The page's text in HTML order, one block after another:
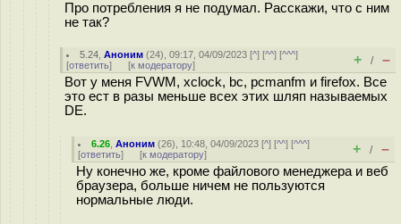
Про потребления я не подумал. Расскажи, что с ним
не так?
5.24 ,Аноним (24), 09:17, 04/09/2023 [^] [^^] [^^^]
[ответить] [к модератору] + / –
Вот у меня FVWM, xclock, bc, pcmanfm и firefox. Все
это ест в разы меньше всех этих шляп называемых
DE.
6.26 ,Аноним (26), 10:48, 04/09/2023 [^] [^^] [^^^]
[ответить] [к модератору] + / –
Ну конечно же, кроме файлового менеджера и веб
браузера, больше ничем не пользуются
нормальные люди.